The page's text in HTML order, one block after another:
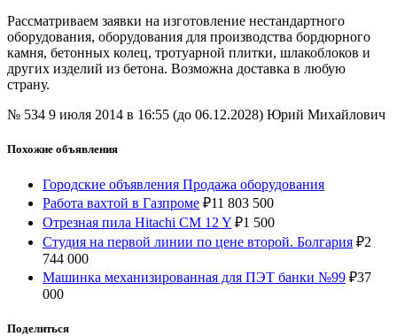
Рассматриваем заявки на изготовление нестандартного
оборудования, оборудования для производства бордюрного
камня, бетонных колец, тротуарной плитки, шлакоблоков и
других изделий из бетона. Возможна доставка в любую
страну.
№ 534 9 июля 2014 в 16:55 (до 06.12.2028) Юрий Михайлович
Похожие объявления
Городские объявления Продажа оборудования
Работа вахтой в Газпроме ₽11 803 500
Отрезная пила Hitachi CM 12 Y ₽1 500
Студия на первой линии по цене второй. Болгария ₽2
744 000
Машинка механизированная для ПЭТ банки №99 ₽37
000
Поделиться